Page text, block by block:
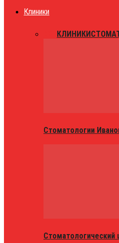
Клиники
КЛИНИКИ
Стоматологии
Стоматологический